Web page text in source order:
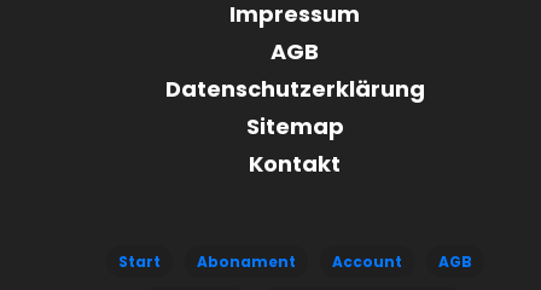
Impressum
AGB
Datenschutzerklärung
Sitemap
Kontakt
Start Abonament Account
AGB